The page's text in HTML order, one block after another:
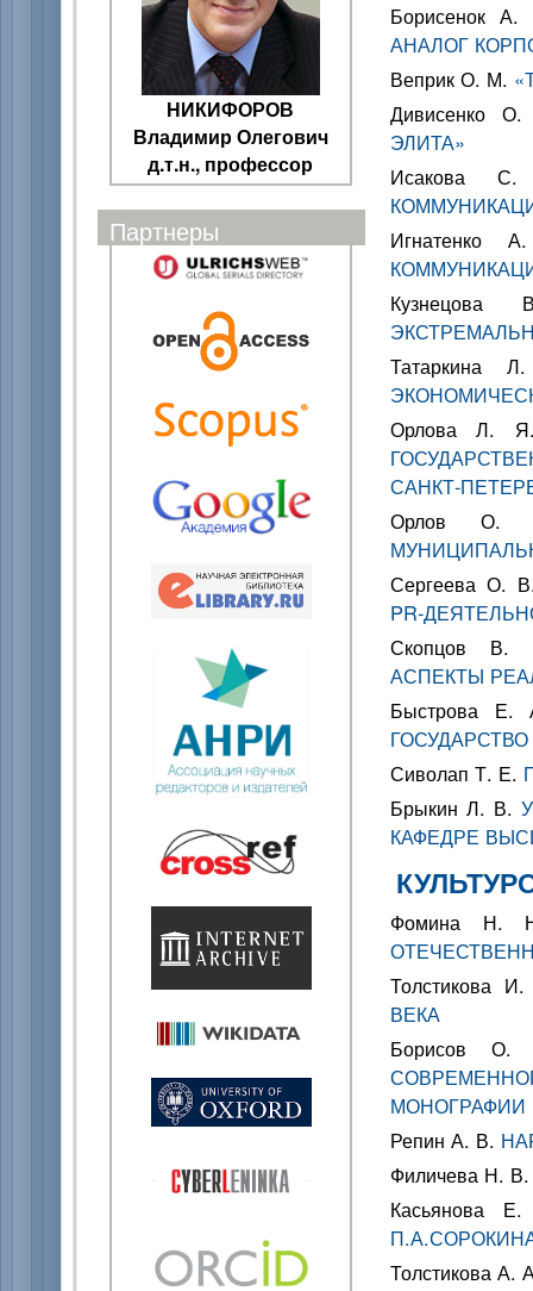
НИКИФОРОВ
Владимир Олегович
д.т.н., профессор
Партнеры
Борисенок
АНАЛОГ
Веприк О. М.
Дивисенко
ЭЛИТА»
Исакова
Орлова Л.
САНКТ-
Орлов
Сергеева О.
PR-
Скопцов
АСПЕКТЫ
Быстрова
ГОСУДАРСТВО
Сиволап Т. Е.
Брыкин Л. В.
КАФЕДРЕ
Фомина
Толстикова
ВЕКА
Борисов
МОНОГРАФИИ
Репин А. В.
Филичева Н.
Касьянова
Толстикова А.